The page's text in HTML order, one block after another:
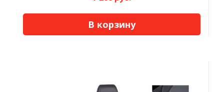
В корзину